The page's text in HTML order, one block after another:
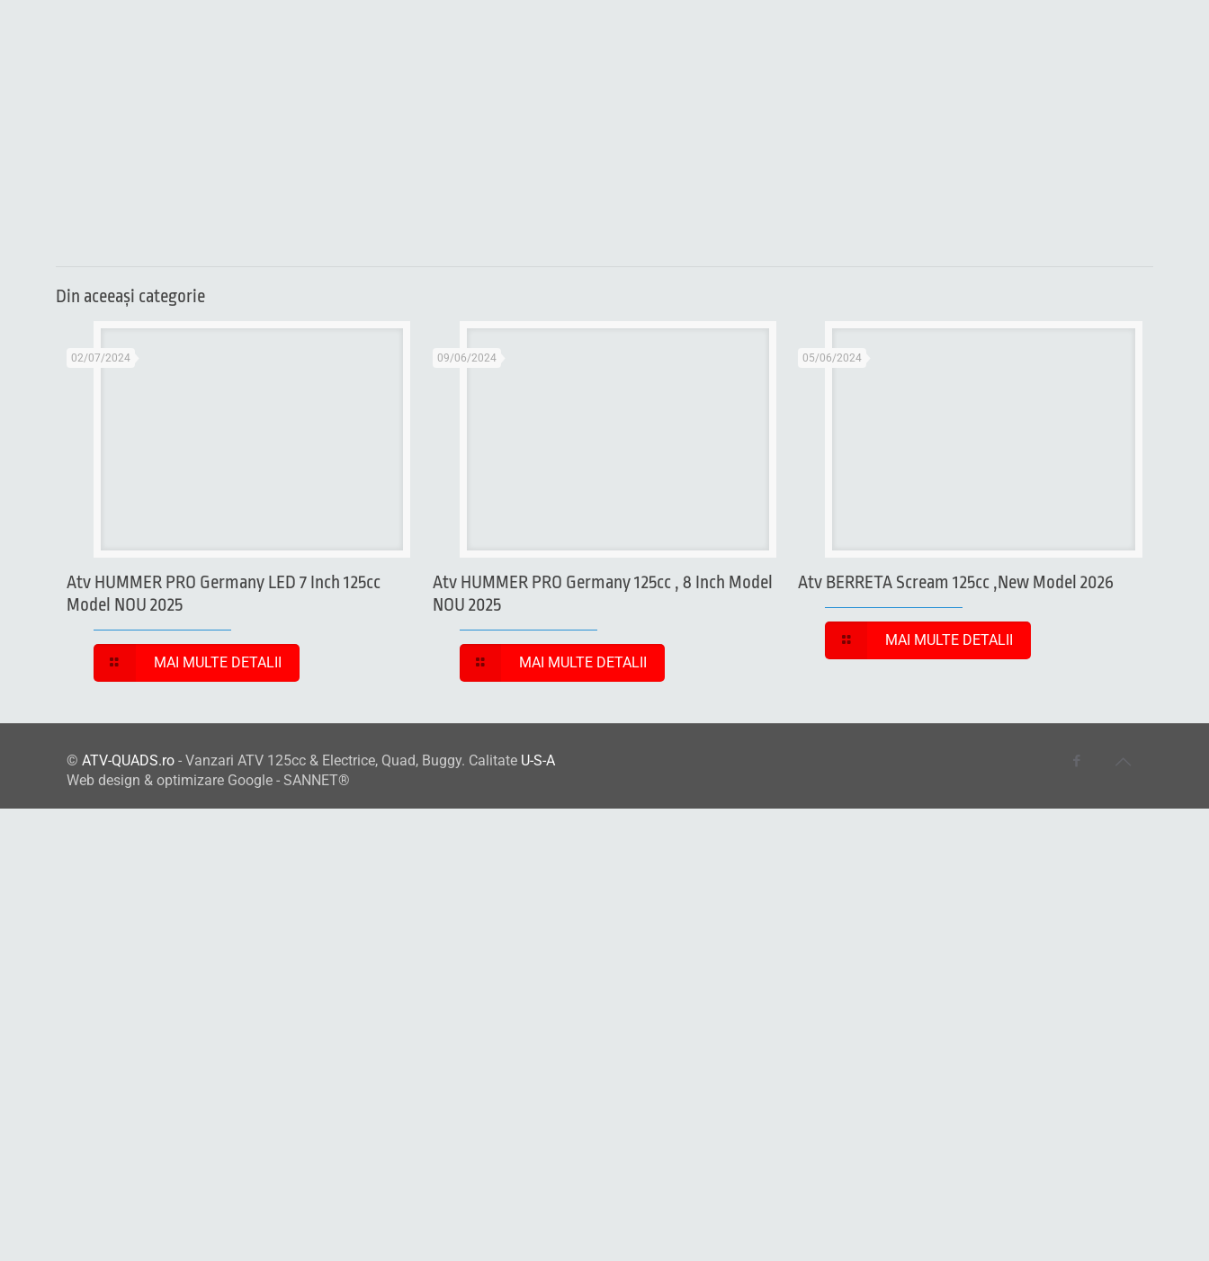
Din aceeaşi categorie
02/07/2024
Atv HUMMER PRO Germany LED 7 Inch 125cc
Model NOU 2025
MAI MULTE DETALII
09/06/2024
Atv HUMMER PRO Germany 125cc , 8 Inch Model
NOU 2025
MAI MULTE DETALII
05/06/2024
Atv BERRETA Scream 125cc ,New Model 2026
MAI MULTE DETALII
© ATV-QUADS.ro - Vanzari ATV 125cc & Electrice, Quad, Buggy. Calitate U-S-A
Web design & optimizare Google - SANNET®